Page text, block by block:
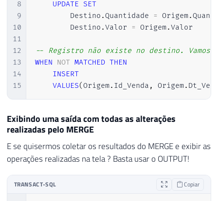
8
9
10
11
12
13
14
15
UPDATE SET
        Destino
.Quantidade = Origem.
        Destino
.Valor = Origem.Valor
-- Registro não existe no destino.
WHEN NOT MATCHED THEN
INSERT
VALUES(Origem. Id_Venda , Origem.
Exibindo uma saída com todas as alterações
realizadas pelo MERGE
E se quisermos coletar os resultados do MERGE e exibir as
operações realizadas na tela ? Basta usar o OUTPUT!
TRANSACT-SQL Copiar